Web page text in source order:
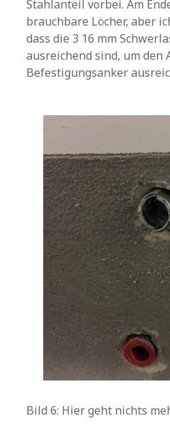
Stahlanteil vorbei. Am
brauchbare Löcher, aber
dass die 3 16 mm
ausreichend sind, um den
Befestigungsanker
Bild 6: Hier geht nichts